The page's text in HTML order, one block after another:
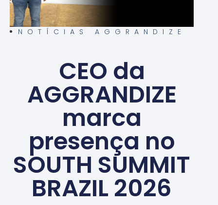
NOTÍCIAS AGGRANDIZE
CEO da
AGGRANDIZE
marca
presença no
SOUTH SUMMIT
BRAZIL 2026